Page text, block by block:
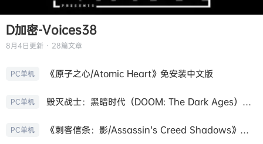
D加密-Voices38
8月4日更新 · 28篇文章
PC单机 《原子之心/Atomic Heart》免安装中文版
PC单机 毁灭战士：黑暗时代（DOOM: The Dark Ages）免安装中文版
PC单机 《刺客信条：影/Assassin’s Creed Shadows》免安装版，非虚拟机